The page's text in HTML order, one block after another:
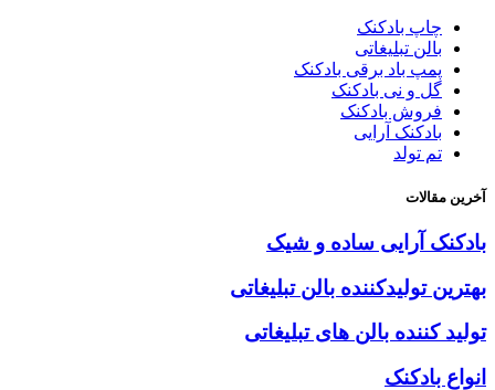
چاپ بادکنک
بالن تبلیغاتی
پمپ باد برقی بادکنک
گل و نی بادکنک
فروش بادکنک
بادکنک آرایی
تم تولد
آخرین مقالات
بادکنک آرایی ساده و شیک
بهترین تولیدکننده بالن تبلیغاتی
تولید کننده بالن های تبلیغاتی
انواع بادکنک